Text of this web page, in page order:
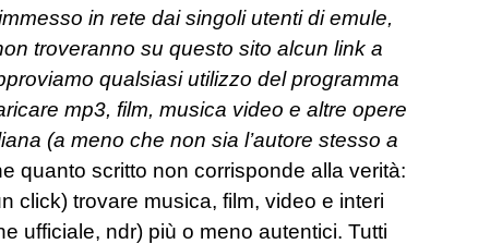
in rete dai singoli utenti di emule,
troveranno su questo sito alcun link a
qualsiasi utilizzo del programma
mp3, film, musica video e altre opere
(a meno che non sia l’autore stesso a
quanto scritto non corrisponde alla verità:
click) trovare musica, film, video e interi
ufficiale, ndr) più o meno autentici. Tutti